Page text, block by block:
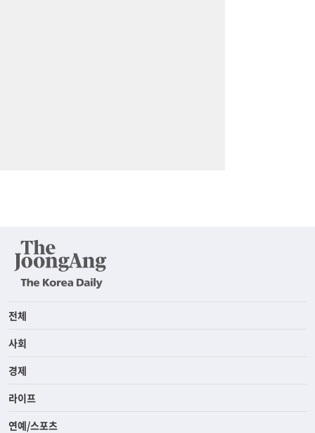
전체
사회
경제
라이프
연예/스포츠